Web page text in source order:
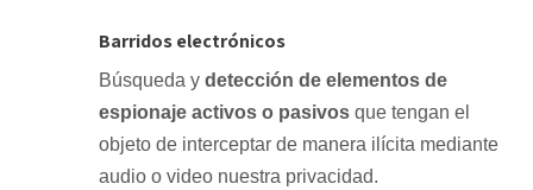
Barridos electrónicos
Búsqueda y detección de elementos de
espionaje activos o pasivos que tengan el
objeto de interceptar de manera ilícita mediante
audio o video nuestra privacidad.